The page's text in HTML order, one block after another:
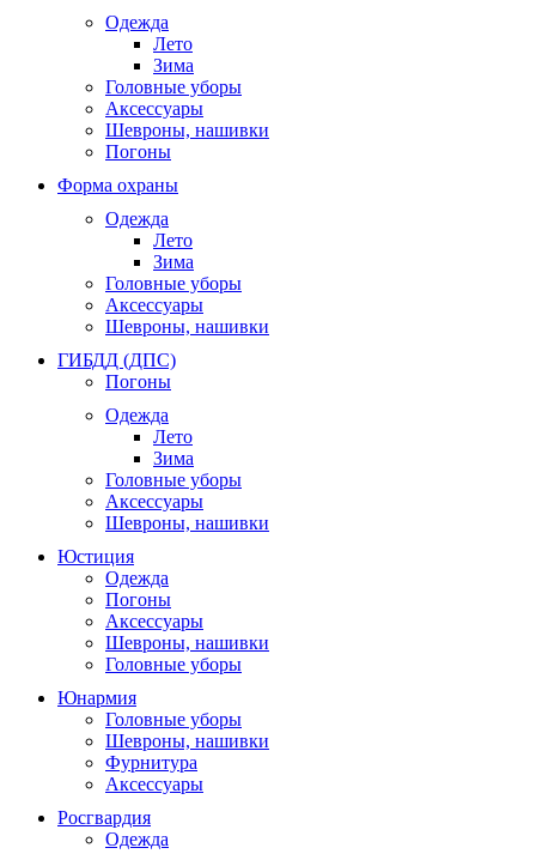
Одежда
Лето
Зима
Головные уборы
Аксессуары
Шевроны, нашивки
Погоны
Форма охраны
Одежда
Лето
Зима
Головные уборы
Аксессуары
Шевроны, нашивки
ГИБДД (ДПС)
Погоны
Одежда
Лето
Зима
Головные уборы
Аксессуары
Шевроны, нашивки
Юстиция
Одежда
Погоны
Аксессуары
Шевроны, нашивки
Головные уборы
Юнармия
Головные уборы
Шевроны, нашивки
Фурнитура
Аксессуары
Росгвардия
Одежда